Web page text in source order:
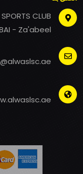
CLUB
- Za'abeel